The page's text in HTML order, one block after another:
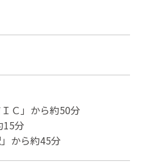
Ｃ」から約50分
15分
から約45分